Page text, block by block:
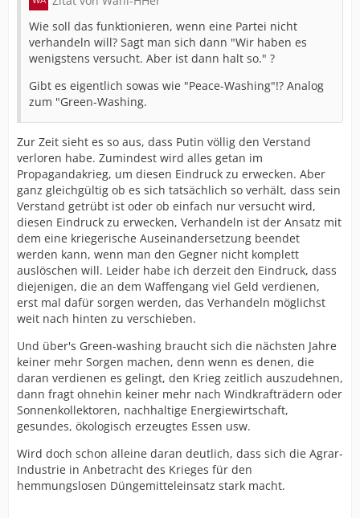
Wie soll das funktionieren, wenn eine Partei nicht
verhandeln will? Sagt man sich dann "Wir haben es
wenigstens versucht. Aber ist dann halt so." ?
Gibt es eigentlich sowas wie "Peace-Washing"!? Analog
zum "Green-Washing.
Zur Zeit sieht es so aus, dass Putin völlig den Verstand
verloren habe. Zumindest wird alles getan im
Propagandakrieg, um diesen Eindruck zu erwecken. Aber
ganz gleichgültig ob es sich tatsächlich so verhält, dass sein
Verstand getrübt ist oder ob einfach nur versucht wird,
diesen Eindruck zu erwecken, Verhandeln ist der Ansatz mit
dem eine kriegerische Auseinandersetzung beendet
werden kann, wenn man den Gegner nicht komplett
auslöschen will. Leider habe ich derzeit den Eindruck, dass
diejenigen, die an dem Waffengang viel Geld verdienen,
erst mal dafür sorgen werden, das Verhandeln möglichst
weit nach hinten zu verschieben.
Und über's Green-washing braucht sich die nächsten Jahre
keiner mehr Sorgen machen, denn wenn es denen, die
daran verdienen es gelingt, den Krieg zeitlich auszudehnen,
dann fragt ohnehin keiner mehr nach Windkrafträdern oder
Sonnenkollektoren, nachhaltige Energiewirtschaft,
gesundes, ökologisch erzeugtes Essen usw.
Wird doch schon alleine daran deutlich, dass sich die Agrar-
Industrie in Anbetracht des Krieges für den
hemmungslosen Düngemitteleinsatz stark macht.